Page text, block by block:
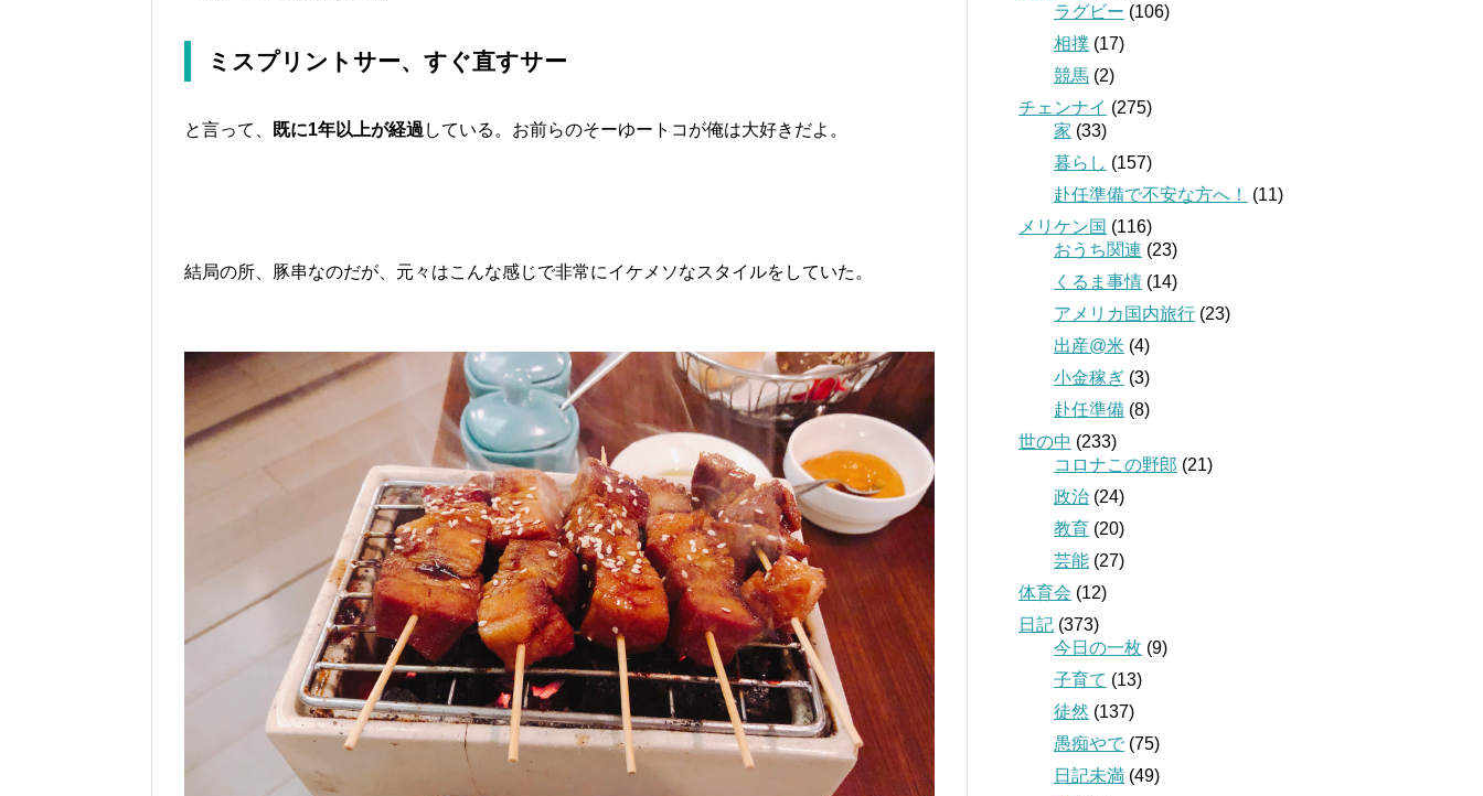
ミスプリントサー、すぐ直すサー
と言って、 既に1年以上が経過 している。お前らのそーゆートコが俺は大好きだよ。
結局の所、豚串なのだが、元々はこんな感じで非常にイケメソなスタイルをしていた。
ラグビー (106)
相撲 (17)
競馬 (2)
チェンナイ (275)
家 (33)
暮らし (157)
赴任準備で不安な方へ！
(11)
メリケン国 (116)
おうち関連 (23)
くるま事情 (14)
アメリカ国内旅行 (23)
出産@米 (4)
小金稼ぎ (3)
赴任準備 (8)
世の中 (233)
コロナこの野郎 (21)
政治 (24)
教育 (20)
芸能 (27)
体育会 (12)
日記 (373)
今日の一枚 (9)
子育て (13)
徒然 (137)
愚痴やで (75)
日記未満 (49)